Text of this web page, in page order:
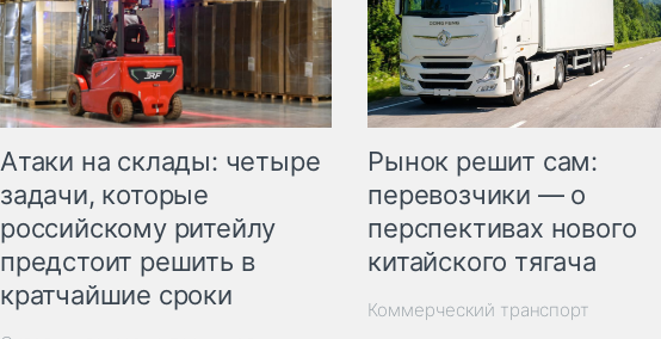
Атаки на склады: четыре
задачи, которые
российскому ритейлу
предстоит решить в
кратчайшие сроки
Рынок решит сам:
перевозчики — о
перспективах нового
китайского тягача
Коммерческий транспорт